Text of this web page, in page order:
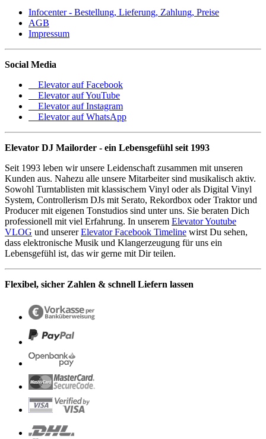
Infocenter - Bestellung, Lieferung, Zahlung, Preise
AGB
Impressum
Social Media
Elevator auf Facebook
Elevator auf YouTube
Elevator auf Instagram
Elevator auf WhatsApp
Elevator DJ Mailorder - ein Lebensgefühl seit 1993
Seit 1993 leben wir unsere Leidenschaft zusammen mit unseren
Kunden aus. Nahezu alle unsere Mitarbeiter sind musikalisch aktiv.
Sowohl Turntablisten mit klassischem Vinyl oder als Digital Vinyl
System, Controllerism DJs mit Serato, Rekordbox oder Traktor und
Producer mit eigenen Tonstudios sind unter uns. Sie beraten Dich
professionell mit viel Erfahrung. In unserem Elevator Youtube
VLOG und unsererElevator Facebook Timeline wirst Du sehen,
dass elektronische Musik und Klangerzeugung für uns ein
Lebensgefühl ist, das wir gerne mit Dir teilen.
Flexibel, sicher Zahlen & schnell Liefern lassen